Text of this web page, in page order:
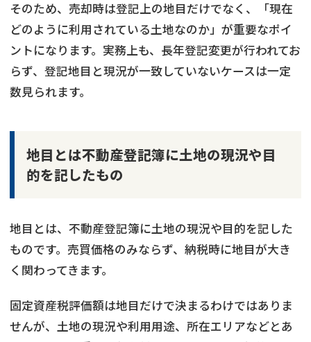
そのため、売却時は登記上の地目だけでなく、「現在
どのように利用されている土地なのか」が重要なポイ
ントになります。実務上も、長年登記変更が行われてお
らず、登記地目と現況が一致していないケースは一定
数見られます。
地目とは不動産登記簿に土地の現況や目
的を記したもの
地目とは、不動産登記簿に土地の現況や目的を記した
ものです。売買価格のみならず、納税時に地目が大き
く関わってきます。
固定資産税評価額は地目だけで決まるわけではありま
せんが、土地の現況や利用用途、所在エリアなどとあ